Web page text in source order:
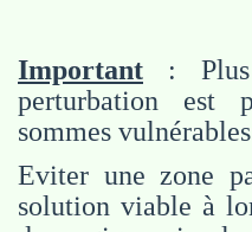
Important : Plus
perturbation est
sommes
Eviter une zone
solution viable à